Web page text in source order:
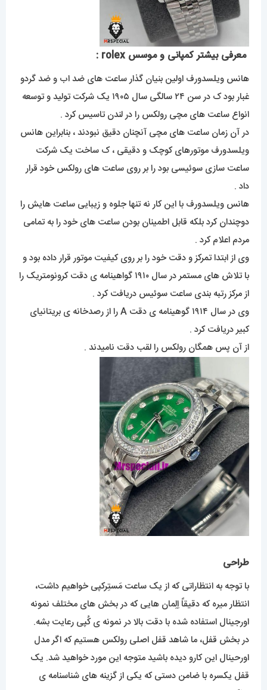
معرفی بیشتر کمپانی و موسس rolex :
هانس ویلسدورف اولین بنیان گذار ساعت های ضد اب و ضد گردو
غبار بود ک در سن ۲۴ سالگی سال ۱۹۰۵ یک شرکت تولید و توسعه
انواع ساعت های مچی رولکس را در لندن تاسیس کرد .
در آن زمان ساعت های مچی آنچنان دقیق نبودند ، بنابراین هانس
ویلسدورف موتورهای کوچک و دقیقی ، ک ساخت یک شرکت
ساعت سازی سوئیسی بود را بر روی ساعت های رولکس خود قرار
داد .
هانس ویلسدورف با این کار نه تنها جلوه و زیبایی ساعت هایش را
دوچندان کرد بلکه قابل اطمینان بودن ساعت های خود را به تمامی
مردم اعلام کرد .
وی از ابتدا تمرکز و دقت خود را بر روی کیفیت موتور قرار داده بود و
با تلاش های مستمر در سال ۱۹۱۰ گواهینامه ی دقت کرونومتریک را
از مرکز رتبه بندی ساعت سوئیس دریافت کرد .
وی در سال ۱۹۱۴ گوهینامه ی دقت A را از رصدخانه ی بریتانیای
کبیر دریافت کرد .
از آن پس همگان رولکس را لقب دقت نامیدند .
طراحی
با توجه به انتظاراتی که از یک ساعت مَستِرکپی خواهیم داشت،
انتظار میره که دقیقاً اِلِمان هایی که در بخش های مختلف نمونه
اورجینال استفاده شده با دقت بالا در نمونه ی کُپی رعایت بشه.
در بخش قفل، ما شاهد قفل اصلی رولکس هستیم که اگر مدل
اورحینال این کارو دیده باشید متوجه این مورد خواهید شد. یک
قفل یکسره با ضامن دستی که یکی از گزینه های شناسنامه ی